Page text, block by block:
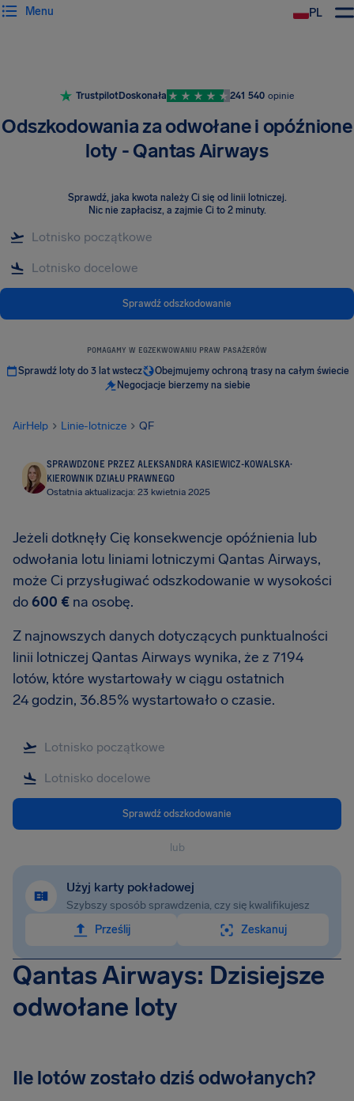
PL
Menu
TrustpilotDoskonała 241 540 opinie
Odszkodowania za odwołane i opóźnione
loty - Qantas Airways
Sprawdź, jaka kwota należy Ci się od linii lotniczej.
Nic nie zapłacisz, a zajmie Ci to 2 minuty.
Sprawdź odszkodowanie
POMAGAMY W EGZEKWOWANIU PRAW PASAŻERÓW
Sprawdź loty do 3 lat wstecz
Obejmujemy ochroną trasy na całym świecie
Negocjacje bierzemy na siebie
AirHelp Linie-lotnicze QF
SPRAWDZONE PRZEZ ALEKSANDRA KASIEWICZ-KOWALSKA·
KIEROWNIK DZIAŁU PRAWNEGO
Ostatnia aktualizacja: 23 kwietnia 2025
Jeżeli dotknęły Cię konsekwencje opóźnienia lub
odwołania lotu liniami lotniczymi Qantas Airways,
może Ci przysługiwać odszkodowanie w wysokości
do600 € na osobę.
Z najnowszych danych dotyczących punktualności
linii lotniczej Qantas Airways wynika, że z 7194
lotów, które wystartowały w ciągu ostatnich
24 godzin, 36.85% wystartowało o czasie.
Sprawdź odszkodowanie
lub
Użyj karty pokładowej
Szybszy sposób sprawdzenia, czy się kwalifikujesz
Prześlij
Zeskanuj
Qantas Airways: Dzisiejsze
odwołane loty
Ile lotów zostało dziś odwołanych?